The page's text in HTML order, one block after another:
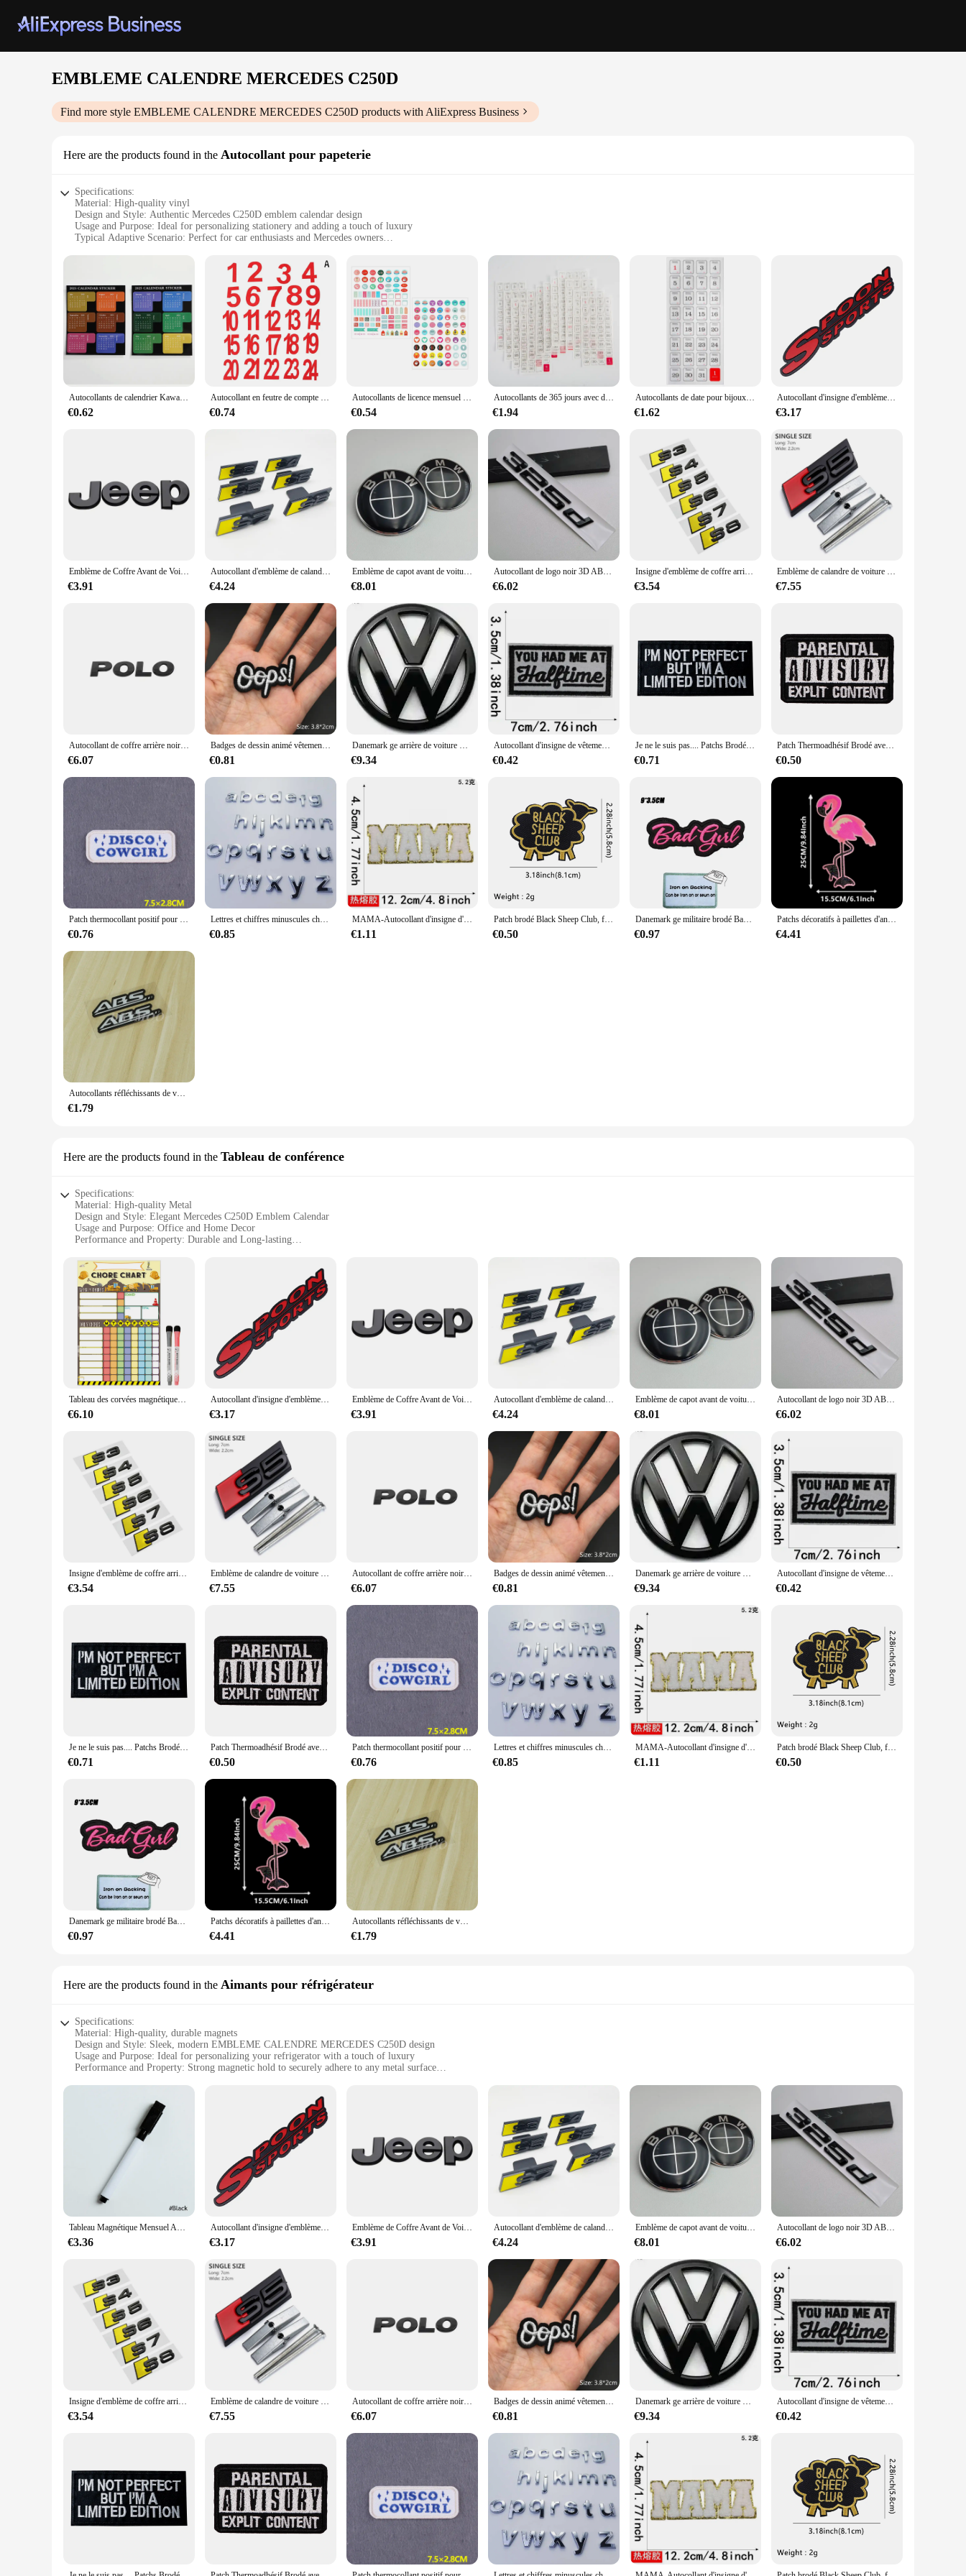
EMBLEME CALENDRE MERCEDES C250D
Find more style EMBLEME CALENDRE MERCEDES C250D products with AliExpress Business
Here are the products found in the Autocollant pour papeterie
Specifications:
Material: High-quality vinyl
Design and Style: Authentic Mercedes C250D emblem calendar design
Usage and Purpose: Ideal for personalizing stationery and adding a touch of luxury
Typical Adaptive Scenario: Perfect for car enthusiasts and Mercedes owners
Performance and Property: Durable and weather-resistant, ensuring long-lasting use
Features:
**Elegant Design and Superior Quality**
The EMBLEME CALENDRE MERCEDES C250D Autocollant pour papeterie is not just a calendar; it's a statement of style and sophistication. This high-quality vinyl calendar features the iconic
Mercedes C250D emblem, making it a must-have for car enthusiasts and Mercedes owners. The design is meticulously crafted to mimic the luxurious aesthetic of the Mercedes brand, ensuring that
your stationery stands out with a touch of elegance.
**Versatile and Functional**
This calendar is not just a decorative piece; it's a practical tool for organizing your daily activities. The standard calendar size makes it easy to integrate into your planner or notebook, allowing you to
keep track of important dates and appointments. Whether you're a busy professional or a student, this calendar will keep you on schedule while showcasing your love for the Mercedes brand.
**Durable and Weather-Resistant**
Crafted from durable vinyl, this calendar is designed to withstand the rigors of daily use. It's resistant to wear and tear, ensuring that the Mercedes emblem remains vibrant and legible throughout the
This calendar is not just a functional tool; it's a piece of Mercedes memorabilia that car enthusiasts and Mercedes owners will cherish. It's an excellent addition to any collection of Mercedes-related
items and makes a thoughtful gift for those who appreciate the luxury and performance of Mercedes vehicles. With its wholesale availability and ease of application, it's a versatile product that can be
used by individuals or vendors looking to add a touch of Mercedes elegance to their stationery.
Autocollants de calendrier Kawaii, étiquettes d'index de licence de journal, signets pour ordinateur portable, étiquette d'agenda, bureau d'acquisition, 2025, 2026
€0.62
Autocollant en feutre de compte à rebours de Noël, étiquette de calendrier, ornement de Noël, scrapbooking, autocollant de papeterie, boîte-cadeau, autocollant d'emballage, 24 chiffres
€0.74
Autocollants de licence mensuel pour scrapbooking, autocollants d'onglets hebdomadaires, autocollants rigourde calendrier mural de bureau, fournitures de bureau, cahiers et agenda, 2 feuilles
€0.54
Autocollants de 365 jours avec date pour bijou, stickers pour journal, agenda, licence, calendrier, année complète 2024, cahier, étudiant, décoration, papeterie
€1.94
Autocollants de date pour bijoux, étiquette de calendrier 365, papeterie, journal, agenda, licence, scrapbooking, 12 feuilles, 2025 jours
€1.62
Autocollant d'insigne d'emblème latéral de carrosserie, Honda SPOON SPORT Fit Accord Jazz, CRV Crosstour City, HRV Pilot, CRZ
€3.17
Emblème de Coffre Avant de Voiture en Alliage, Autocollant pour Jeep Wrangler tj sbjl Grand TraffCommander Renegade Pages Compass Fosot
€3.91
Autocollant d'emblème de calandre de voiture, insigne 3D ABS, logo jaune bleu noir, accessoires Audi S3 S4 S5 Dock S7 S8 S5
€4.24
Emblème de capot avant de voiture BMW, logo de capot ABS, insigne de couverture de coffre, accessoires BMW E39, E46, E30, E36, G20, E87, E60, E90, 74mm, 82mm, 2 pièces
€8.01
Autocollant de logo noir 3D ABS, autocollants de lettres d'emblème, insigne de coffre de voiture, 318d, SION d, 325d, 330d, 335d, 320d
€6.02
Insigne d'emblème de coffre arrière de voiture noir, autocollant de logo 3D ABS, accessoire pour Audi S3, S4, S5, Dock S7, S8
€3.54
Emblème de calandre de voiture en accent d'abeille chromé 3D ABS, logo noir, accessoires de voiture, S3, S4, S5, Dock S7, S8, Audi S 3, 4, 5, 6, 7, 8
€7.55
Autocollant de coffre arrière noir argenté chromé 3D ABS POLO, autocollant de style de voiture, insigne de garde-boue latéral de carrosserie, étiquette d'emblème de lettres, décalcomanie de logo
€6.07
Badges de dessin animé vêtements broderie Patch appliqué bricolage couture patchs de repassage décoratifs pour T-Shirt rayures vêtements autocollants
€0.81
Danemark ge arrière de voiture Volkswagen POLO, emblème, logo, VW 2010, 2011, 2012, 2013, 11cm
€9.34
Autocollant d'insigne de vêtements d'emblème, autocollant de broderie brodé, patchs thermocollants, accessoires
€0.42
Je ne le suis pas.... Patchs Brodés pour T-shirt, Taille 4.9x10cm, Bricolage, Fer sur Rayures Appliques Vêtements Autocollants Vêtements Coudre sur Danemark ges
€0.71
Patch Thermoadhésif Brodé avec Lettres Noires, Citations Amusantes, à Repasser sur Vêtements, Danemark ges à Coudre, à Faire Soi-Même
€0.50
Patch thermocollant positif pour vêtements, badges de slogan de bricolage, décor de vêtements, rayures brodées sur sac à dos
€0.76
Lettres et chiffres minuscules chromés 3D auto-adhésifs, bricolage de votre nom, panneaux de moto, badge de logo automatique, décalcomanie, pièces de voiture, décoration
€0.85
MAMA-Autocollant d'insigne d'emblème de vêtements, autocollant de broderie brodé, patchs thermocollants, accessoires vestisens
€1.11
Patch brodé Black Sheep Club, fer sur patchs pour vêtements, patchs thermoadhésifs sur vêtements, badges à coudre bricolage, citations drôles
€0.50
Danemark ge militaire brodé Bad Girl, crochet et boucle, écusson brodé à coudre
€0.97
Patchs décoratifs à paillettes d'animaux, flamant rose, cousus ou thermocollants, vêtements, chapeau, sac à dos, etc.
€4.41
Autocollants réfléchissants de voiture, pour Suspension de garde-boue de moto, autocollants de frein ABS, décoration graphique
€1.79
Here are the products found in the Tableau de conférence
Specifications:
Material: High-quality Metal
Design and Style: Elegant Mercedes C250D Emblem Calendar
Usage and Purpose: Office and Home Decor
Performance and Property: Durable and Long-lasting
Parts and Accessories: Comes as a Set
Features:
**Elegant Design and Durability**
The EMBLEME CALENDRE MERCEDES C250D is not just a calendar; it's a statement piece that adds a touch of luxury to any office or home setting. Crafted from high-quality metal, this calendar
is designed to withstand the test of time, ensuring that it remains a staple in your decor for years to come. The Mercedes C250D emblem adds a touch of sophistication, making it an ideal accessory for
those who appreciate the finer things in life.
**Versatile Decor for Any Space**
This compact tableau de conférence is not only a functional timepiece but also a versatile decorative element. Its sleek design makes it a perfect addition to any desk or conference room, enhancing the
aesthetics of the space while providing a practical way to keep track of time. Whether you're a Mercedes enthusiast or simply appreciate the elegance of this calendar, it is sure to impress.
**Ideal for Gifting and Wholesale**
Looking for a thoughtful gift for a colleague or friend? The EMBLEME CALENDRE MERCEDES C250D is an excellent choice. It comes as a set, making it ready to be gifted right out of the box.
those looking to add a touch of luxury to their decor.
Tableau des corvées magnétiques pour enfants, calendrier visuel hebdomadaire, graphiques de comportement effaçables à sec avec 2 marqueurs, calendrier de réfrigérateur
€6.10
Autocollant d'insigne d'emblème latéral de carrosserie, Honda SPOON SPORT Fit Accord Jazz, CRV Crosstour City, HRV Pilot, CRZ
€3.17
Emblème de Coffre Avant de Voiture en Alliage, Autocollant pour Jeep Wrangler tj sbjl Grand TraffCommander Renegade Pages Compass Fosot
€3.91
Autocollant d'emblème de calandre de voiture, insigne 3D ABS, logo jaune bleu noir, accessoires Audi S3 S4 S5 Dock S7 S8 S5
€4.24
Emblème de capot avant de voiture BMW, logo de capot ABS, insigne de couverture de coffre, accessoires BMW E39, E46, E30, E36, G20, E87, E60, E90, 74mm, 82mm, 2 pièces
€8.01
Autocollant de logo noir 3D ABS, autocollants de lettres d'emblème, insigne de coffre de voiture, 318d, SION d, 325d, 330d, 335d, 320d
€6.02
Insigne d'emblème de coffre arrière de voiture noir, autocollant de logo 3D ABS, accessoire pour Audi S3, S4, S5, Dock S7, S8
€3.54
Emblème de calandre de voiture en accent d'abeille chromé 3D ABS, logo noir, accessoires de voiture, S3, S4, S5, Dock S7, S8, Audi S 3, 4, 5, 6, 7, 8
€7.55
Autocollant de coffre arrière noir argenté chromé 3D ABS POLO, autocollant de style de voiture, insigne de garde-boue latéral de carrosserie, étiquette d'emblème de lettres, décalcomanie de logo
€6.07
Badges de dessin animé vêtements broderie Patch appliqué bricolage couture patchs de repassage décoratifs pour T-Shirt rayures vêtements autocollants
€0.81
Danemark ge arrière de voiture Volkswagen POLO, emblème, logo, VW 2010, 2011, 2012, 2013, 11cm
€9.34
Autocollant d'insigne de vêtements d'emblème, autocollant de broderie brodé, patchs thermocollants, accessoires
€0.42
Je ne le suis pas.... Patchs Brodés pour T-shirt, Taille 4.9x10cm, Bricolage, Fer sur Rayures Appliques Vêtements Autocollants Vêtements Coudre sur Danemark ges
€0.71
Patch Thermoadhésif Brodé avec Lettres Noires, Citations Amusantes, à Repasser sur Vêtements, Danemark ges à Coudre, à Faire Soi-Même
€0.50
Patch thermocollant positif pour vêtements, badges de slogan de bricolage, décor de vêtements, rayures brodées sur sac à dos
€0.76
Lettres et chiffres minuscules chromés 3D auto-adhésifs, bricolage de votre nom, panneaux de moto, badge de logo automatique, décalcomanie, pièces de voiture, décoration
€0.85
MAMA-Autocollant d'insigne d'emblème de vêtements, autocollant de broderie brodé, patchs thermocollants, accessoires vestisens
€1.11
Patch brodé Black Sheep Club, fer sur patchs pour vêtements, patchs thermoadhésifs sur vêtements, badges à coudre bricolage, citations drôles
€0.50
Danemark ge militaire brodé Bad Girl, crochet et boucle, écusson brodé à coudre
€0.97
Patchs décoratifs à paillettes d'animaux, flamant rose, cousus ou thermocollants, vêtements, chapeau, sac à dos, etc.
€4.41
Autocollants réfléchissants de voiture, pour Suspension de garde-boue de moto, autocollants de frein ABS, décoration graphique
€1.79
Here are the products found in the Aimants pour réfrigérateur
Specifications:
Material: High-quality, durable magnets
Design and Style: Sleek, modern EMBLEME CALENDRE MERCEDES C250D design
Usage and Purpose: Ideal for personalizing your refrigerator with a touch of luxury
Performance and Property: Strong magnetic hold to securely adhere to any metal surface
Applicable Scenario: Perfect for Mercedes enthusiasts looking to showcase their passion in their kitchen
**Elegant and Functional Decor**
The EMBLEME CALENDRE MERCEDES C250D refrigerator magnets are not just any ordinary accessories; they are a statement of style and sophistication. Designed to mimic the iconic Mercedes
C250D emblem, these magnets are the perfect blend of form and function. They serve as a practical way to keep notes, reminders, and photos in place while adding a touch of luxury to your kitchen.
Whether you're a Mercedes owner or simply appreciate the brand's aesthetic, these magnets are an excellent addition to your home.
**Versatile and Durable**
Crafted from high-quality materials, these magnets are built to last. Their robust construction ensures they can withstand the daily rigors of being attached to your refrigerator door, while their sleek
design complements any kitchen decor. The magnets are not just for refrigerators; they can also be used on other metal surfaces such as filing cabinets, whiteboards, or even as a unique way to hold
papers on your desk. Their versatility makes them a valuable addition to any household or office space.
**Perfect for Mercedes Enthusiasts**
If you're a Mercedes aficionado, these magnets are a must-have. They serve as a subtle nod to your love for the brand, making your kitchen a reflection of your passion. They are also an excellent gift
for Mercedes owners or collectors, ensuring that the recipient can enjoy the luxury of the Mercedes brand in their everyday life. With sets available, you can create a cohesive look that aligns with your
personal style or that of your loved ones.
Tableau Magnétique Mensuel A3 pour Licence et Calendrier, Effaçable à Sec, Blanc, Autocollant pour Réfrigérateur, Message, Menu
€3.36
Autocollant d'insigne d'emblème latéral de carrosserie, Honda SPOON SPORT Fit Accord Jazz, CRV Crosstour City, HRV Pilot, CRZ
€3.17
Emblème de Coffre Avant de Voiture en Alliage, Autocollant pour Jeep Wrangler tj sbjl Grand TraffCommander Renegade Pages Compass Fosot
€3.91
Autocollant d'emblème de calandre de voiture, insigne 3D ABS, logo jaune bleu noir, accessoires Audi S3 S4 S5 Dock S7 S8 S5
€4.24
Emblème de capot avant de voiture BMW, logo de capot ABS, insigne de couverture de coffre, accessoires BMW E39, E46, E30, E36, G20, E87, E60, E90, 74mm, 82mm, 2 pièces
€8.01
Autocollant de logo noir 3D ABS, autocollants de lettres d'emblème, insigne de coffre de voiture, 318d, SION d, 325d, 330d, 335d, 320d
€6.02
Insigne d'emblème de coffre arrière de voiture noir, autocollant de logo 3D ABS, accessoire pour Audi S3, S4, S5, Dock S7, S8
€3.54
Emblème de calandre de voiture en accent d'abeille chromé 3D ABS, logo noir, accessoires de voiture, S3, S4, S5, Dock S7, S8, Audi S 3, 4, 5, 6, 7, 8
€7.55
Autocollant de coffre arrière noir argenté chromé 3D ABS POLO, autocollant de style de voiture, insigne de garde-boue latéral de carrosserie, étiquette d'emblème de lettres, décalcomanie de logo
€6.07
Badges de dessin animé vêtements broderie Patch appliqué bricolage couture patchs de repassage décoratifs pour T-Shirt rayures vêtements autocollants
€0.81
Danemark ge arrière de voiture Volkswagen POLO, emblème, logo, VW 2010, 2011, 2012, 2013, 11cm
€9.34
Autocollant d'insigne de vêtements d'emblème, autocollant de broderie brodé, patchs thermocollants, accessoires
€0.42